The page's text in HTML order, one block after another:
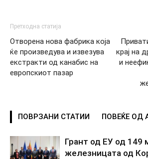
Претходна статија
Отворена нова фабрика која
ќе произведува и извезува
екстракти од канабис на
европскиот пазар
крај на
и
ПОВРЗАНИ СТАТИИ ПОВЕЌЕ ОД
Грант од ЕУ од 149
железницата од